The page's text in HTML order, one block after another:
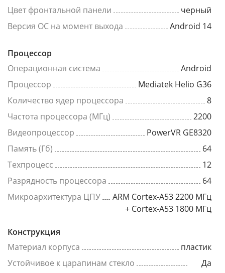
Цвет фронтальной панели
черный
Версия ОС на момент выхода
Android 14
Процессор
Операционная система
Android
Процессор
Mediatek Helio G36
Количество ядер процессора
8
Частота процессора (МГц)
2200
Видеопроцессор
PowerVR GE8320
Память (Гб)
64
Техпроцесс
12
Разрядность процессора
64
Микроархитектура ЦПУ
ARM Cortex-A53 2200 МГц
+ Cortex-A53 1800 МГц
Конструкция
Материал корпуса
пластик
Устойчивое к царапинам стекло
Да